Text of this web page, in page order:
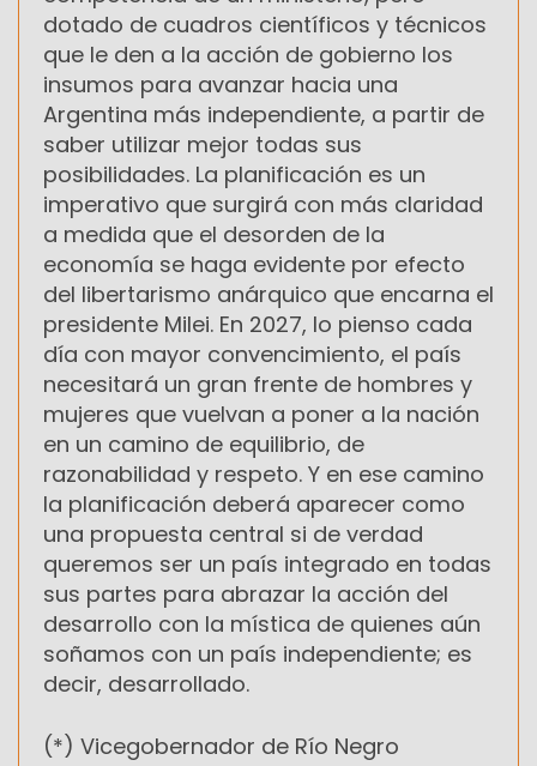
dotado de cuadros científicos y técnicos
que le den a la acción de gobierno los
insumos para avanzar hacia una
Argentina más independiente, a partir de
saber utilizar mejor todas sus
posibilidades. La planificación es un
imperativo que surgirá con más claridad
a medida que el desorden de la
economía se haga evidente por efecto
del libertarismo anárquico que encarna el
presidente Milei. En 2027, lo pienso cada
día con mayor convencimiento, el país
necesitará un gran frente de hombres y
mujeres que vuelvan a poner a la nación
en un camino de equilibrio, de
razonabilidad y respeto. Y en ese camino
la planificación deberá aparecer como
una propuesta central si de verdad
queremos ser un país integrado en todas
sus partes para abrazar la acción del
desarrollo con la mística de quienes aún
soñamos con un país independiente; es
decir, desarrollado.
(*) Vicegobernador de Río Negro